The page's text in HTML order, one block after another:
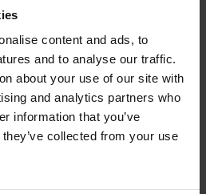
content and ads, to
and to analyse our traffic.
about your use of our site with
and analytics partners who
information that you’ve
collected from your use
contactarnos y acepte que su
automáticamente a nuestra lista